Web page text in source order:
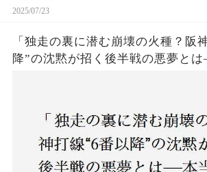
2025/07/23
「独走の裏に潜む崩壊の火種？阪
降”の沈黙が招く後半戦の悪夢と